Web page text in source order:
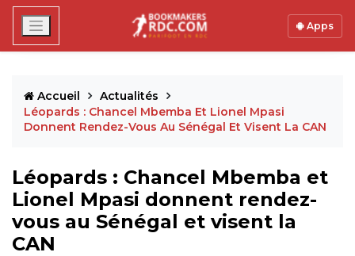
Apps
Accueil
Actualités
Léopards : Chancel Mbemba Et Lionel Mpasi
Donnent Rendez-Vous Au Sénégal Et Visent La CAN
Léopards : Chancel Mbemba et
Lionel Mpasi donnent rendez-
vous au Sénégal et visent la
CAN